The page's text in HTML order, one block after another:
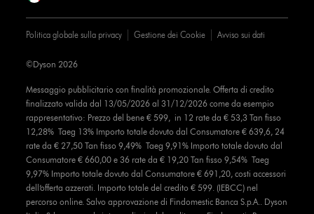
Politica globale sulla privacy Gestione dei Cookie Avviso sui dati
Messaggio pubblicitario con finalità promozionale. Offerta di credito
finalizzato valida dal 13/05/2026 al 31/12/2026 come da esempio
rappresentativo: Prezzo del bene € 599, in 12 rate da € 53,3 Tan fisso
12,28% Taeg 13% Importo totale dovuto dal Consumatore € 639,6, 24
rate da € 27,50 Tan fisso 9,49% Taeg 9,91% Importo totale dovuto dal
Consumatore € 660,00 e 36 rate da € 19,20 Tan fisso 9,54% Taeg
9,97% Importo totale dovuto dal Consumatore € 691,20, costi accessori
dell’offerta azzerati. Importo totale del credito € 599. (IEBCC) nel
percorso online. Salvo approvazione di Findomestic Banca S.p.A.. Dyson
©Dyson 2026